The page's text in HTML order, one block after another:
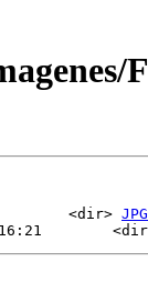
<dir> JPG
16:21